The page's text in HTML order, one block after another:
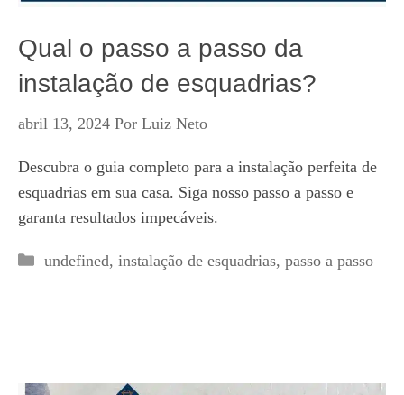
Qual o passo a passo da
instalação de esquadrias?
abril 13, 2024 Por Luiz Neto
Descubra o guia completo para a instalação perfeita de
esquadrias em sua casa. Siga nosso passo a passo e
garanta resultados impecáveis.
Categorias
undefined, instalação de esquadrias, passo a passo